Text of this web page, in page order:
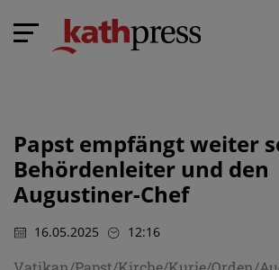
Papst empfängt weiter
Behördenleiter und den
Augustiner-Chef
16.05.2025 12:16